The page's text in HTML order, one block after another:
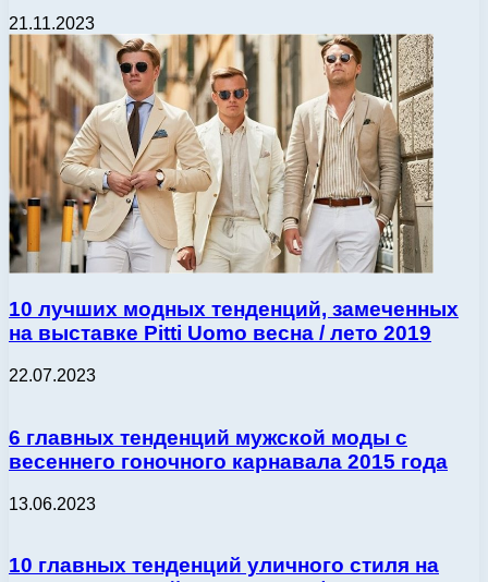
21.11.2023
10 лучших модных тенденций, замеченных
на выставке Pitti Uomo весна / лето 2019
22.07.2023
6 главных тенденций мужской моды с
весеннего гоночного карнавала 2015 года
13.06.2023
10 главных тенденций уличного стиля на